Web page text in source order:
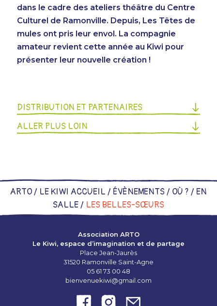
dans le cadre des ateliers théâtre du Centre
Culturel de Ramonville. Depuis, Les Têtes de
mules ont pris leur envol. La compagnie
amateur revient cette année au Kiwi pour
présenter leur nouvelle création !
DISTRIBUTION ET PARTENAIRES
ALLER PLUS LOIN
ARTO / LE KIWI ACCUEIL / ÉVÈNEMENTS / OÙ ? / EN
SALLE/ LES BELLES-SŒURS
Association ARTO
Le Kiwi, espace d’imagination et de partage
Place Jean-Jaurès
31520 Ramonville Saint-Agne
05 61 73 00 48
bienvenuekiwi@gmail.com